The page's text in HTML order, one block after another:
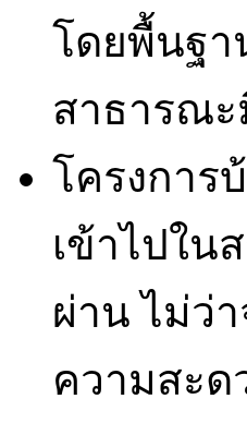
โดยพื้นฐา
สาธารณ
โครงการ
เข้าไปใน
ผ่าน ไม่ว่
ความสะด